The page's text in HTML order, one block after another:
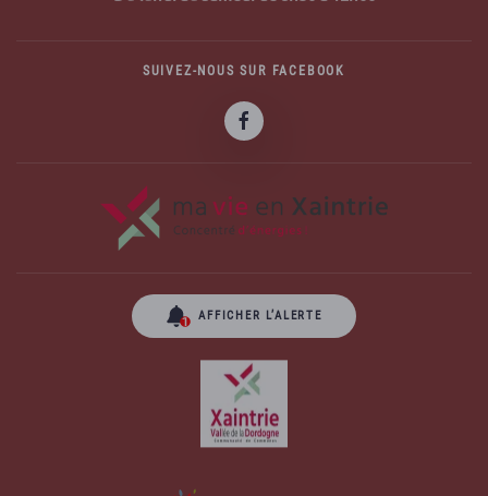
SUIVEZ-NOUS SUR FACEBOOK
AFFICHER L’ALERTE